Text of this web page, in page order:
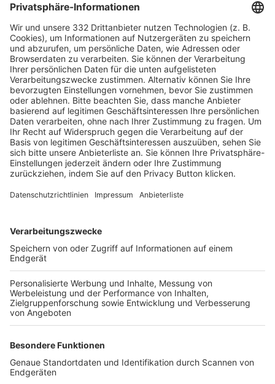
HÄUFIG BESUCHTE SEITEN
Pässe und Vereinswechsel
Trainerausbildung
Schulungsangebot Vereinsmitarbeiter
BFV-Geschäftsstellen
Trainerbörse
Login SpielPlus
FOLGE DEM BFV
TOP-VEREINE
TOP-PARTNER